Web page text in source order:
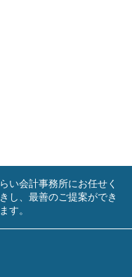
い会計事務所にお任せく
し、最善のご提案ができ
す。